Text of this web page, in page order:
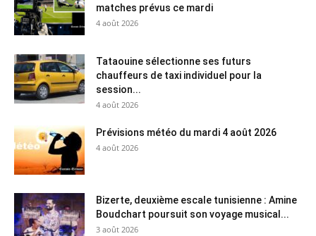
matches prévus ce mardi
4 août 2026
Tataouine sélectionne ses futurs
chauffeurs de taxi individuel pour la
session...
4 août 2026
Prévisions météo du mardi 4 août 2026
4 août 2026
Bizerte, deuxième escale tunisienne : Amine
Boudchart poursuit son voyage musical...
3 août 2026